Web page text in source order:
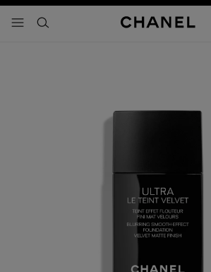
- navegación principal
buscar